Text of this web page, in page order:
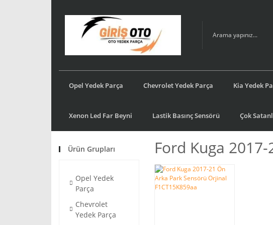
Opel Yedek Parça Chevrolet Yedek Parça Kia Yedek
Xenon Led Far Beyni Lastik Basınç Sensörü Çok
Ürün Grupları
Opel Yedek
Parça
Chevrolet
Yedek Parça
Ford Kuga